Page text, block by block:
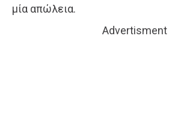
μία απώλεια.
Advertisment